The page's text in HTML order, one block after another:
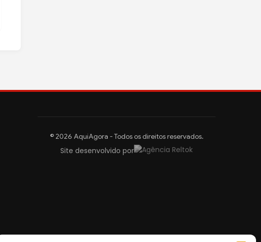
© 2026 AquiAgora - Todos os direitos reservados.
Site desenvolvido por